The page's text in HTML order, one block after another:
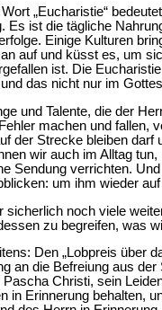
„Eucharistie“
Es ist die tägliche
Einige Kulturen
auf und küsst es, um
ist. Die
das nicht nur im
und Talente, die der
machen und fallen,
der Strecke bleiben
wir auch im Alltag
Sendung verrichten.
um ihm wieder
sicherlich noch viele
zu begreifen, was
Den „Lobpreis über
an die Befreiung aus
Christi, sein
in Erinnerung behalten,